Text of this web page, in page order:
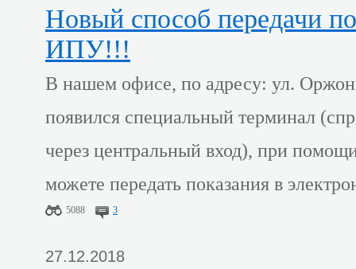
Новый способ передачи показаний
ИПУ!!!
В нашем офисе, по адресу: ул.
появился специальный терминал
через центральный вход), при
можете передать показания в
5088 3
27.12.2018